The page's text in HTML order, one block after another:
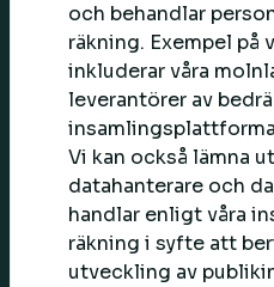
och behandlar
räkning. Exempel på
inkluderar våra
leverantörer av
Vi kan också lämna
datahanterare och
handlar enligt våra
räkning i syfte att
utveckling av